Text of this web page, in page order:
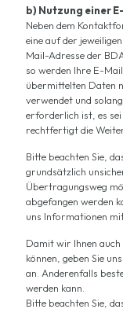
b) Nutzung einer
Neben dem
eine auf der
Mail-Adresse der
so werden Ihre E-
übermittelten Daten
verwendet und
erforderlich ist, es
rechtfertigt die
Bitte beachten Sie,
grundsätzlich
Übertragungsweg
abgefangen werden
uns Informationen
Damit wir Ihnen
können, geben Sie
an. Anderenfalls
werden kann.
Bitte beachten Sie,